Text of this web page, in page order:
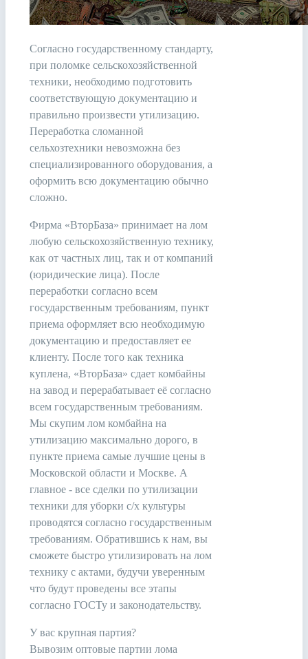
Согласно государственному стандарту,
при поломке сельскохозяйственной
техники, необходимо подготовить
соответствующую документацию и
правильно произвести утилизацию.
Переработка сломанной
сельхозтехники невозможна без
специализированного оборудования, а
оформить всю документацию обычно
сложно.
Фирма «ВторБаза» принимает на лом
любую сельскохозяйственную технику,
как от частных лиц, так и от компаний
(юридические лица). После
переработки согласно всем
государственным требованиям, пункт
приема оформляет всю необходимую
документацию и предоставляет ее
клиенту. После того как техника
куплена, «ВторБаза» сдает комбайны
на завод и перерабатывает её согласно
всем государственным требованиям.
Мы скупим лом комбайна на
утилизацию максимально дорого, в
пункте приема самые лучшие цены в
Московской области и Москве. А
главное - все сделки по утилизации
техники для уборки с/х культуры
проводятся согласно государственным
требованиям. Обратившись к нам, вы
сможете быстро утилизировать на лом
технику с актами, будучи уверенным
что будут проведены все этапы
согласно ГОСТу и законодательству.
У вас крупная партия?
Вывозим оптовые партии лома